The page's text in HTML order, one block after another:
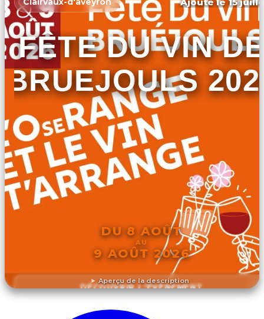
Aperçu de la description
FÊTE DU VIN
BRUEJOULS
DU 8 AOÛT
AU
9 AOÛT 2026
DÉCOUVRIR L'ÉVÉNEMENT